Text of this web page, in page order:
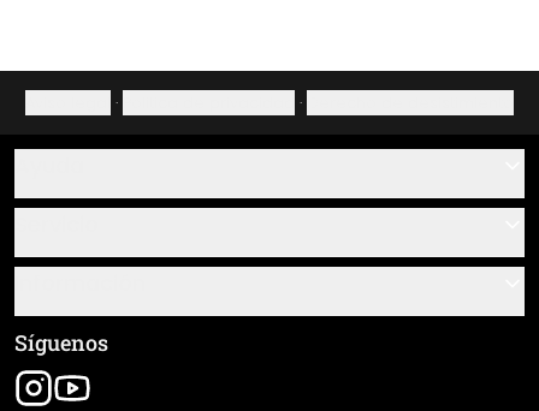
· ·
Sobre nosotros
Resumen de materiales
Seguimiento de envío
Términos y condiciones generales (CGC)
Aviso legal
Síguenos